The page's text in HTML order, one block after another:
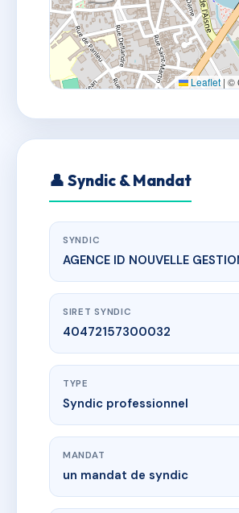
Leaflet | ©
👤 Syndic & Mandat
SYNDIC
AGENCE ID NOUVELLE
SIRET SYNDIC
40472157300032
TYPE
Syndic professionnel
MANDAT
un mandat de syndic